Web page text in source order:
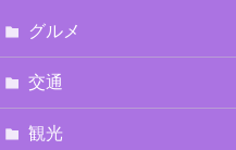
グルメ
交通
観光